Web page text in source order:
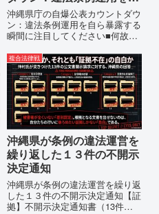
ら暴露する瞬間に注目して
ください
沖縄県庁の自爆公表カウントダウ
ン：違法条例運用を自ら暴露する
瞬間に注目してください■何故、
テルを貼りたい本当の理由「なぜ
沖縄県庁は、法を無視してまで私
を封じ込めようとするのか。」そ
の理由は明確です。県政が統治
の...
複合法律戦
沖縄県が条例の違法運営を
繰り返した１３件の不開示
決定通知
沖縄県が条例の違法運営を繰り返
した１３件の不開示決定通知【証
拠】不開示決定通知書（13件）